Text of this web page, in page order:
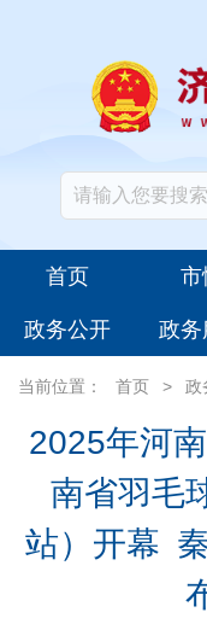
首页 市
政务公开 政务
当前位置： 首页 > 政
2025年河
南省羽毛
站）开幕